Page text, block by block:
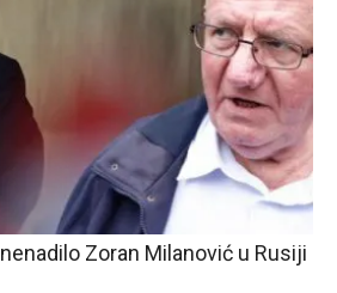
Zoran Milanović u Rusiji